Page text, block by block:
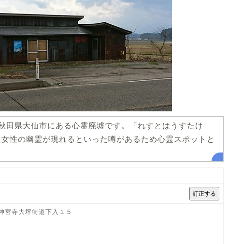
田県大仙市にある心霊廃墟です。「れすとはうすたけ
性の幽霊が現れるといった噂があるため心霊スポットと
宮寺大坪街道下入１５